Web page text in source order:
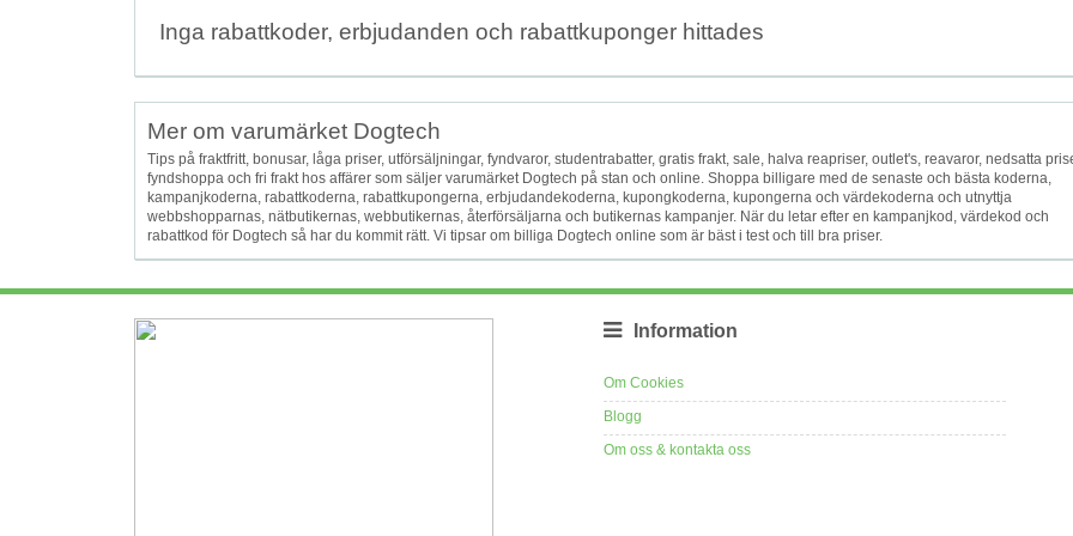
Inga rabattkoder, erbjudanden och rabattkuponger hittades
Mer om varumärket Dogtech
Tips på fraktfritt, bonusar, låga priser, utförsäljningar, fyndvaror, studentrabatter, gratis frakt, sale, halva reapriser, outlet's, reavaror, nedsatta
fyndshoppa och fri frakt hos affärer som säljer varumärket Dogtech på stan och online. Shoppa billigare med de senaste och bästa koderna,
kampanjkoderna, rabattkoderna, rabattkupongerna, erbjudandekoderna, kupongkoderna, kupongerna och värdekoderna och utnyttja
webbshopparnas, nätbutikernas, webbutikernas, återförsäljarna och butikernas kampanjer. När du letar efter en kampanjkod, värdekod och
rabattkod för Dogtech så har du kommit rätt. Vi tipsar om billiga Dogtech online som är bäst i test och till bra priser.
Information
Om Cookies
Blogg
Om oss & kontakta oss